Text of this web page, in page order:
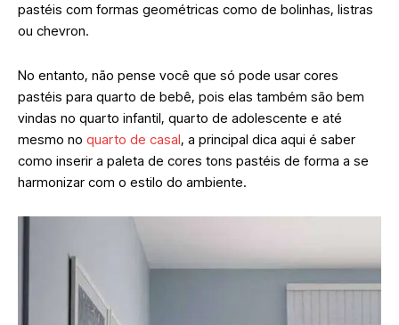
pastéis com formas geométricas como de bolinhas, listras
ou chevron.
No entanto, não pense você que só pode usar cores
pastéis para quarto de bebê, pois elas também são bem
vindas no quarto infantil, quarto de adolescente e até
mesmo no quarto de casal, a principal dica aqui é saber
como inserir a paleta de cores tons pastéis de forma a se
harmonizar com o estilo do ambiente.